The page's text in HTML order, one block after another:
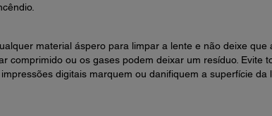
material áspero para limpar a lente e não deixe que
comprimido ou os gases podem deixar um resíduo. Evite
digitais marquem ou danifiquem a superfície da